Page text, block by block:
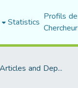
Statistics Profils
Scholarly Articles and Department Publications